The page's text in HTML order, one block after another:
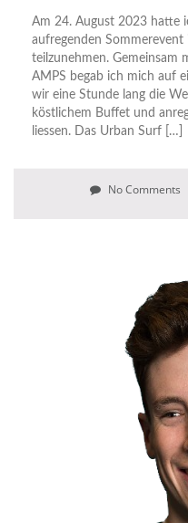
Am 24. August 2023 hatte
aufregenden
teilzunehmen. Gemeinsam
AMPS begab ich mich auf
wir eine Stunde lang die
köstlichem Buffet und
liessen. Das Urban Surf […]
No Comments